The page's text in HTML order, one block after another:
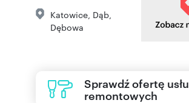
Katowice Dąb
Dębowa
Sprawdź ofertę
remontowych